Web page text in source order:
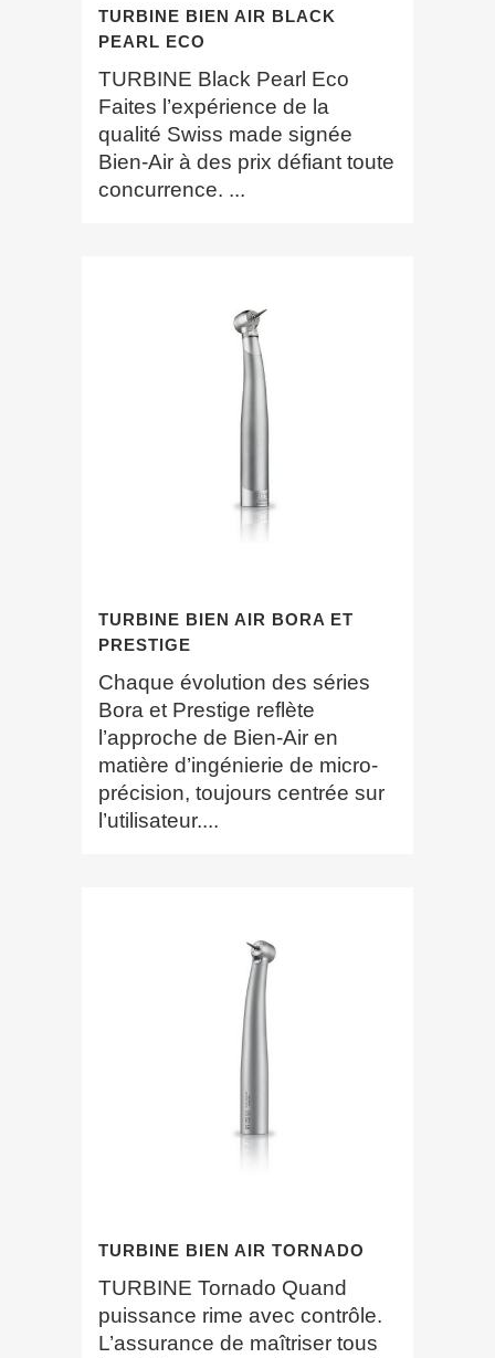
TURBINE BIEN AIR BLACK
PEARL ECO
TURBINE Black Pearl Eco
Faites l’expérience de la
qualité Swiss made signée
Bien-Air à des prix défiant toute
concurrence. ...
TURBINE BIEN AIR BORA ET
PRESTIGE
Chaque évolution des séries
Bora et Prestige reflète
l’approche de Bien-Air en
matière d’ingénierie de micro-
précision, toujours centrée sur
l’utilisateur....
TURBINE BIEN AIR TORNADO
TURBINE Tornado Quand
puissance rime avec contrôle.
L’assurance de maîtriser tous